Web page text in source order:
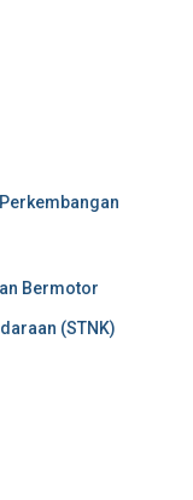
Bermotor
(STNK)